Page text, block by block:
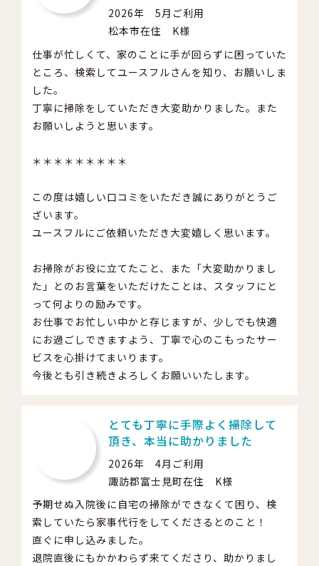
2026年 5月ご利用
松本市在住 K様
仕事が忙しくて、家のことに手が回らずに困っていた
ところ、検索してユースフルさんを知り、お願いしま
した。
丁寧に掃除をしていただき大変助かりました。また
お願いしようと思います。
＊＊＊＊＊＊＊＊＊
この度は嬉しい口コミをいただき誠にありがとうご
ざいます。
ユースフルにご依頼いただき大変嬉しく思います。
お掃除がお役に立てたこと、また「大変助かりまし
た」とのお言葉をいただけたことは、スタッフにと
って何よりの励みです。
お仕事でお忙しい中かと存じますが、少しでも快適
にお過ごしできますよう、丁寧で心のこもったサー
ビスを心掛けてまいります。
今後とも引き続きよろしくお願いいたします。
とても丁寧に手際よく掃除して
頂き、本当に助かりました
2026年 4月ご利用
諏訪郡富士見町在住 K様
予期せぬ入院後に自宅の掃除ができなくて困り、検
索していたら家事代行をしてくださるとのこと！
直ぐに申し込みました。
退院直後にもかかわらず来てくださり、助かりまし